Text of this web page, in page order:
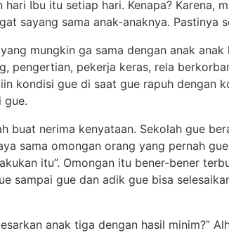
Ibu itu setiap hari. Kenapa? Karena,
sayang sama anak-anaknya. Pastinya
mungkin ga sama dengan anak
pengertian, pekerja keras, rela
kondisi gue di saat gue rapuh
gue.
buat nerima kenyataan. Sekolah gue
sama omongan orang yang pernah
itu”. Omongan itu bener-bener
gue dan adik gue bisa
anak tiga dengan hasil minim?”